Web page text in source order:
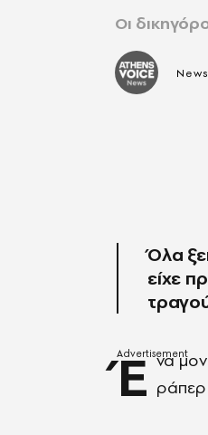
Οι
Όλα
είχε
Έ να
ράπερ